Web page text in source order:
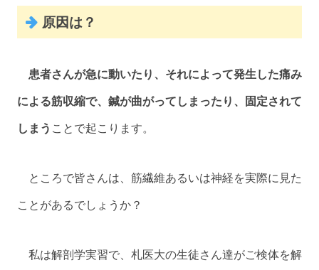
原因は？
患者さんが急に動いたり、それによって発生した痛み
による筋収縮で、鍼が曲がってしまったり、固定されて
しまう ことで起こります。
ところで皆さんは、筋繊維あるいは神経を実際に見た
ことがあるでしょうか？
私は解剖学実習で、札医大の生徒さん達がご検体を解